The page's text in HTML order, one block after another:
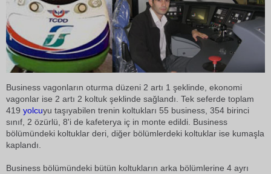
Business vagonların oturma düzeni 2 artı 1 şeklinde, ekonomi
vagonlar ise 2 artı 2 koltuk şeklinde sağlandı. Tek seferde toplam
419 yolcuyu taşıyabilen trenin koltukları 55 business, 354 birinci
sınıf, 2 özürlü, 8'i de kafeterya iç in monte edildi. Business
bölümündeki koltuklar deri, diğer bölümlerdeki koltuklar ise kumaşla
kaplandı.
Business bölümündeki bütün koltukların arka bölümlerine 4 ayrı